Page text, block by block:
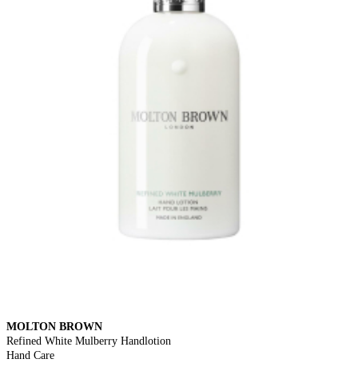
MOLTON BROWN
Refined White Mulberry Handlotion
Hand Care